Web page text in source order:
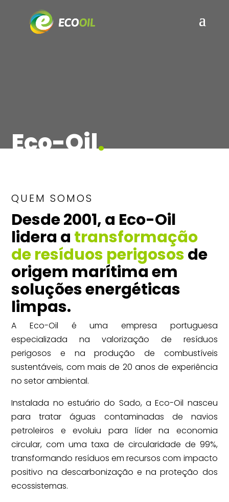
Eco-Oil.
QUEM SOMOS
Desde 2001, a Eco-Oil
lidera a transformação
de resíduos perigososde
origem marítima em
soluções energéticas
limpas.
A Eco-Oil é uma empresa portuguesa
especializada na valorização de resíduos
perigosos e na produção de combustíveis
sustentáveis, com mais de 20 anos de experiência
no setor ambiental.
Instalada no estuário do Sado, a Eco-Oil nasceu
para tratar águas contaminadas de navios
petroleiros e evoluiu para líder na economia
circular, com uma taxa de circularidade de 99%,
transformando resíduos em recursos com impacto
positivo na descarbonização e na proteção dos
ecossistemas.